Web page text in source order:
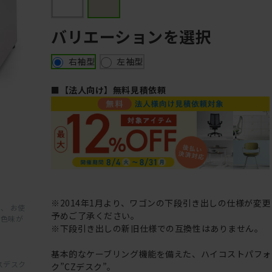
お使
味が
デスク
バリエーションを選択
右袖型 左袖型
■【法人向け】無料見積依頼
※2014年1月より、ワゴンの下段引き出しの仕様が変更
予めご了承ください。
※下段引き出しの新旧仕様での互換性はありません。
基本的なケーブリング機能を備えた、ハイコストパフ
ク”CZデスク”。